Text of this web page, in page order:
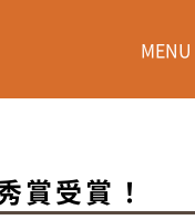
MENU
賞受賞！